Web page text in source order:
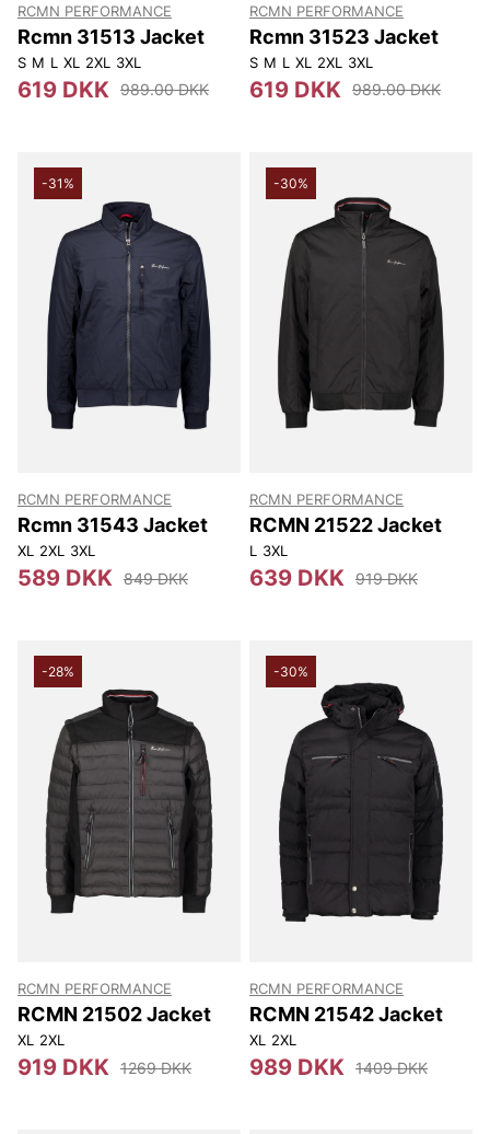
RCMN PERFORMANCE
Rcmn 31513 Jacket
S M L XL 2XL 3XL
619 DKK 989.00 DKK
RCMN PERFORMANCE
Rcmn 31523 Jacket
S M L XL 2XL 3XL
619 DKK 989.00 DKK
-31%
RCMN PERFORMANCE
Rcmn 31543 Jacket
XL 2XL 3XL
589 DKK 849 DKK
-30%
RCMN PERFORMANCE
RCMN 21522 Jacket
L 3XL
639 DKK 919 DKK
-28%
RCMN PERFORMANCE
RCMN 21502 Jacket
XL 2XL
919 DKK 1269 DKK
-30%
RCMN PERFORMANCE
RCMN 21542 Jacket
XL 2XL
989 DKK 1409 DKK